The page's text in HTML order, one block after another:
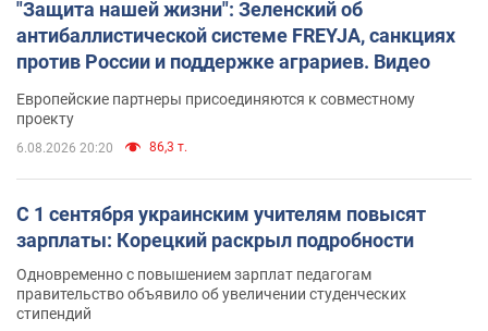
"Защита нашей жизни": Зеленский об
антибаллистической системе FREYJA, санкциях
против России и поддержке аграриев. Видео
Европейские партнеры присоединяются к совместному
проекту
6.08.2026 20:20 86,3 т.
С 1 сентября украинским учителям повысят
зарплаты: Корецкий раскрыл подробности
Одновременно с повышением зарплат педагогам
правительство объявило об увеличении студенческих
стипендий